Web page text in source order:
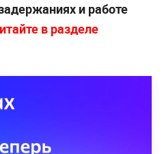
и работе
в разделе